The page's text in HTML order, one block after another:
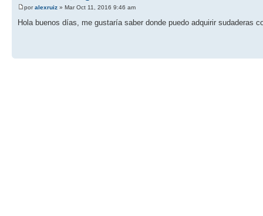
poralexruiz » Mar Oct 11, 2016 9:46 am
Hola buenos días, me gustaría saber donde puedo adquirir sudaderas